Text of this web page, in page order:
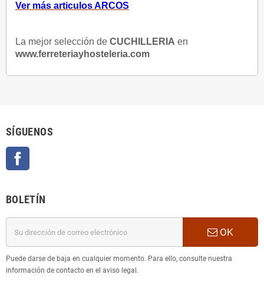
Ver más articulos ARCOS
La mejor selección de CUCHILLERIA en
www.ferreteriayhosteleria.com
SÍGUENOS
BOLETÍN
OK
Puede darse de baja en cualquier momento. Para ello, consulte nuestra
información de contacto en el aviso legal.